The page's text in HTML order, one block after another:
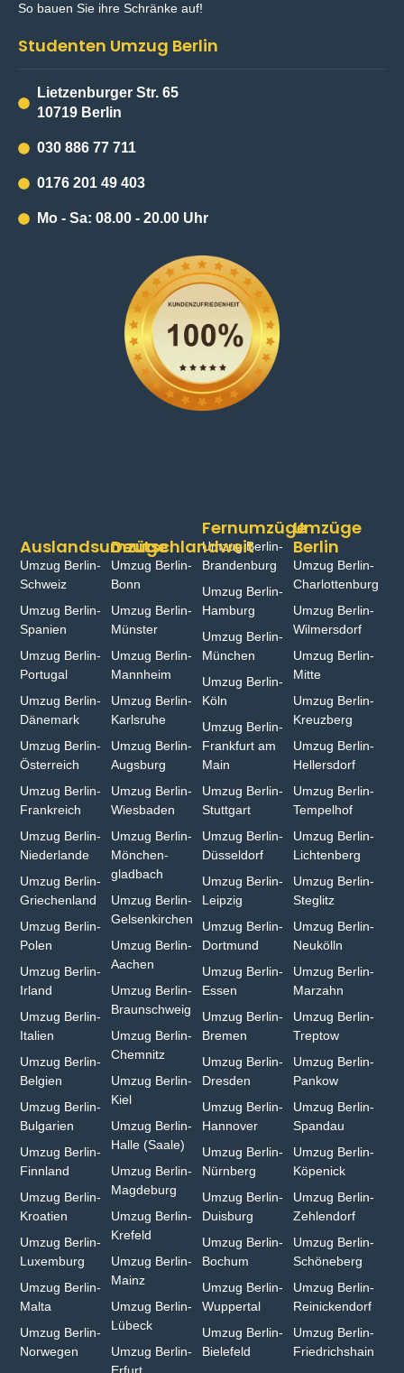
So bauen Sie ihre Schränke auf!
Studenten Umzug Berlin
Lietzenburger Str. 65
10719 Berlin
030 886 77 711
0176 201 49 403
Mo - Sa: 08.00 - 20.00 Uhr
Umzüge
Berlin
Umzug Berlin-
Charlottenburg
Umzug Berlin-
Wilmersdorf
Umzug Berlin-
Mitte
Umzug Berlin-
Kreuzberg
Umzug Berlin-
Hellersdorf
Umzug Berlin-
Tempelhof
Umzug Berlin-
Lichtenberg
Umzug Berlin-
Steglitz
Umzug Berlin-
Neukölln
Umzug Berlin-
Marzahn
Umzug Berlin-
Treptow
Umzug Berlin-
Pankow
Umzug Berlin-
Spandau
Umzug Berlin-
Köpenick
Umzug Berlin-
Zehlendorf
Umzug Berlin-
Schöneberg
Umzug Berlin-
Reinickendorf
Umzug Berlin-
Friedrichshain
Fernumzüge
Umzug Berlin-
Brandenburg
Umzug Berlin-
Hamburg⁠
Umzug Berlin-
München
Umzug Berlin-
Köln
Umzug Berlin-
Frankfurt am
Main
Umzug Berlin-
Stuttgart
Umzug Berlin-
Düsseldorf
Umzug Berlin-
Leipzig
Umzug Berlin-
Dortmund
Umzug Berlin-
Essen
Umzug Berlin-
Bremen
Umzug Berlin-
Dresden
Umzug Berlin-
Hannover
Umzug Berlin-
Nürnberg
Umzug Berlin-
Duisburg⁠
Umzug Berlin-
Bochum
Umzug Berlin-
Wuppertal⁠
Umzug Berlin-
Bielefeld⁠
Deutschlandweit
Umzug Berlin-
Bonn⁠
Umzug Berlin-
Münster⁠
Umzug Berlin-
Mannheim
Umzug Berlin-
Karlsruhe
Umzug Berlin-
Augsburg
Umzug Berlin-
Wiesbaden⁠
Umzug Berlin-
Mönchen­
gladbach⁠
Umzug Berlin-
Gelsenkirchen⁠
Umzug Berlin-
Aachen⁠
Umzug Berlin-
Braunschweig
Umzug Berlin-
Chemnitz⁠
Umzug Berlin-
Kiel
Umzug Berlin-
Halle (Saale)⁠
Umzug Berlin-
Magdeburg
Umzug Berlin-
Krefeld⁠
Umzug Berlin-
Mainz⁠
Umzug Berlin-
Lübeck
Umzug Berlin-
Erfurt
Auslandsumzüge
Umzug Berlin-
Schweiz
Umzug Berlin-
Spanien
Umzug Berlin-
Portugal
Umzug Berlin-
Dänemark
Umzug Berlin-
Österreich
Umzug Berlin-
Frankreich
Umzug Berlin-
Niederlande
Umzug Berlin-
Griechenland
Umzug Berlin-
Polen
Umzug Berlin-
Irland
Umzug Berlin-
Italien
Umzug Berlin-
Belgien
Umzug Berlin-
Bulgarien⁠
Umzug Berlin-
Finnland
Umzug Berlin-
Kroatien
Umzug Berlin-
Luxemburg
Umzug Berlin-
Malta
Umzug Berlin-
Norwegen